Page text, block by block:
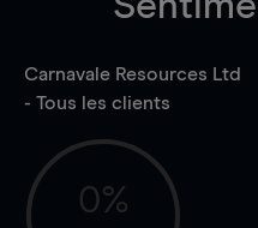
Carnavale Resources Ltd
- Tous les clients
0%